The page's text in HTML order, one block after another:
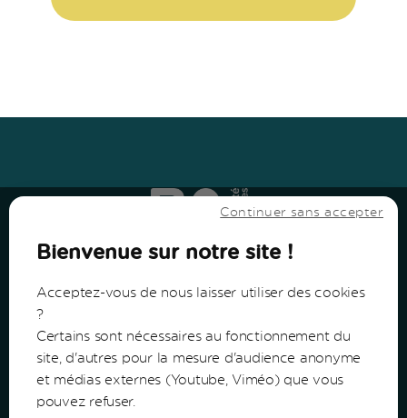
Communauté de Communes du Bazadais
Lieu-Dit Coucut
Continuer sans accepter
Bienvenue sur notre site !
Acceptez-vous de nous laisser utiliser des cookies
?
Certains sont nécessaires au fonctionnement du
site, d'autres pour la mesure d'audience anonyme
et médias externes (Youtube, Viméo) que vous
pouvez refuser.